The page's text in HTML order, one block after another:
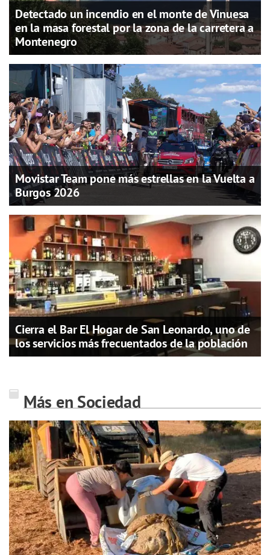
Detectado un incendio en el monte de Vinuesa
en la masa forestal por la zona de la carretera a
Montenegro
Movistar Team pone más estrellas en la Vuelta a
Burgos 2026
Cierra el Bar El Hogar de San Leonardo, uno de
los servicios más frecuentados de la población
Más en Sociedad